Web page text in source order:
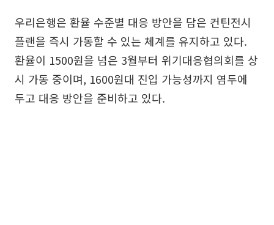
우리은행은 환율 수준별 대응 방안을 담은 컨틴전시
플랜을 즉시 가동할 수 있는 체계를 유지하고 있다.
환율이 1500원을 넘은 3월부터 위기대응협의회를 상
시 가동 중이며, 1600원대 진입 가능성까지 염두에
두고 대응 방안을 준비하고 있다.